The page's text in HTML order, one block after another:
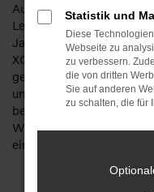
Automobilbereich
Leidenschaft für
Jahren Vertragshändler
XC90 Neuwagen.
gelagen seit vielen
unserem
beim Volvo XC90
Wie wäre es
einem Leasingangebot?
Statistik und
Diese
Webseite zu
zu verbessern.
die von dritten
Sie auf anderen
zu schalten, die für